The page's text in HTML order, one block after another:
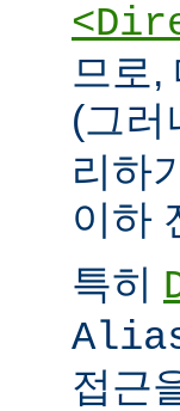
므로,
(그러
리하
이하
특히
접근